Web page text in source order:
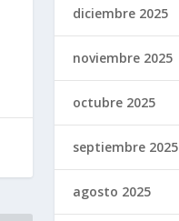
diciembre 2025
noviembre 2025
octubre 2025
septiembre 2025
agosto 2025